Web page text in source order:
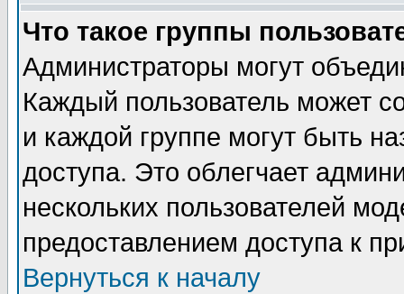
Что такое группы
Администраторы могут
Каждый пользователь может
и каждой группе могут быть
доступа. Это облегчает
нескольких пользователей
предоставлением доступа к
Вернуться к началу